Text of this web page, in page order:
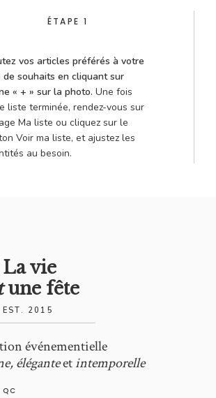
vos articles préférés à votre
de souhaits en cliquant sur
« + » sur la photo. Une fois
liste terminée, rendez-vous sur
Ma liste ou cliquez sur le
Voir ma liste, et ajustez les
au besoin.
ÉTAPE 1
événementielle
éléganteetintemporelle
QC
La vie
une fête
EST. 2015